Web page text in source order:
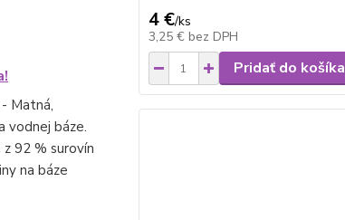
Matná,
vodnej báze.
z 92 % surovín
na báze
4 €/ks
3,25 € bez DPH
Pridať do košíka